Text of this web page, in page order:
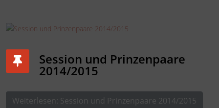
Session und Prinzenpaare
2014/2015
Weiterlesen: Session und Prinzenpaare 2014/2015